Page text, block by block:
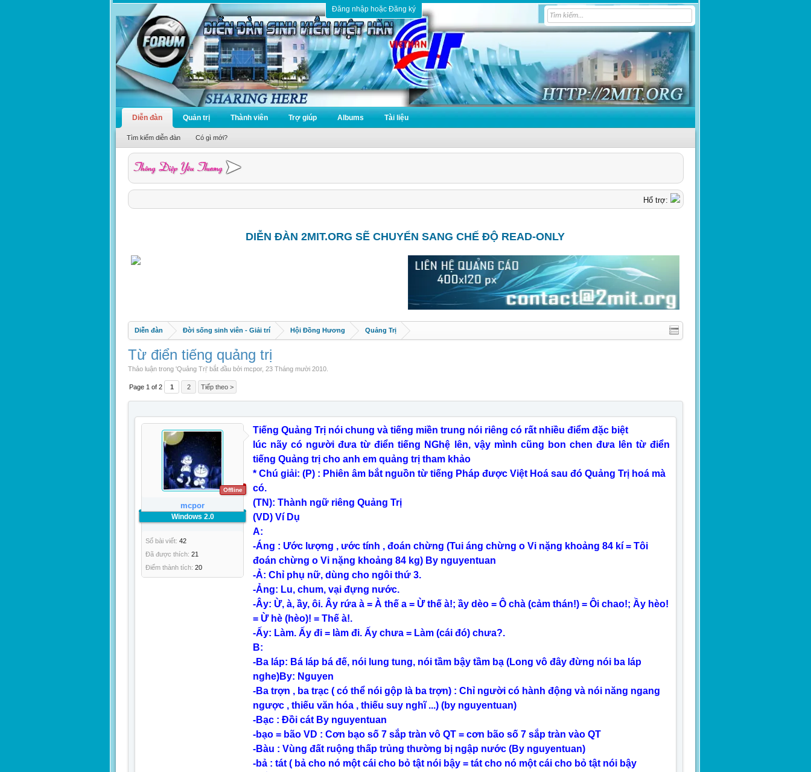
Đăng nhập hoặc Đăng ký
Diễn đàn
Tìm kiếm diễn đàn Có gì mới?
Quản trị Thành viên Trợ giúp Albums Tài liệu
Hổ trợ:
DIỄN ĐÀN 2MIT.ORG SẼ CHUYỂN SANG CHẾ ĐỘ READ-ONLY
Diễn đàn Đời sống sinh viên - Giải trí Hội Đồng Hương Quảng Trị
Từ điển tiếng quảng trị
Thảo luận trong 'Quảng Trị' bắt đầu bởi mcpor, 23 Tháng mười 2010
Page 1 of 2 1 2 Tiếp theo >
Offline
mcpor
Windows 2.0
Số bài viết: 42
Đã được thích: 21
Điểm thành tích: 20
Tiếng Quảng Trị nói chung và tiếng miền trung nói riêng có rất nhiều điểm đặc biệt
lúc nãy có người đưa từ điển tiếng NGhệ lên, vậy mình cũng bon chen đưa lên từ điển
tiếng Quảng trị cho anh em quảng trị tham khảo
* Chú giải: (P) : Phiên âm bắt nguồn từ tiếng Pháp được Việt Hoá sau đó Quảng Trị hoá mà
có.
(TN): Thành ngữ riêng Quảng Trị
(VD) Ví Dụ
A:
-Áng : Ước lượng , ước tính , đoán chừng (Tui áng chừng o Vi nặng khoảng 84 kí = Tôi
đoán chừng o Vi nặng khoảng 84 kg) By nguyentuan
-Ả: Chỉ phụ nữ, dùng cho ngôi thứ 3.
-Ảng: Lu, chum, vại đựng nước.
-Ây: Ừ, à, ầy, ôi. Ây rứa à = À thế a = Ừ thế à!; ầy dèo = Ô chà (cảm thán!) = Ôi chao!; Ầy hèo!
= Ừ hè (hèo)! = Thế à!.
-Ấy: Làm. Ấy đi = làm đi. Ấy chưa = Làm (cái đó) chưa?.
B:
-Ba láp: Bá láp bá đế, nói lung tung, nói tầm bậy tầm bạ (Long vô đây đừng nói ba láp
nghe)By: Nguyen
-Ba trợn , ba trạc ( có thể nói gộp là ba trợn) : Chỉ người có hành động và nói năng ngang
ngược , thiếu văn hóa , thiếu suy nghĩ ...) (by nguyentuan)
-Bạc : Đồi cát By nguyentuan
-bạo = bão VD : Cơn bạo số 7 sắp tràn vô QT = cơn bão số 7 sắp tràn vào QT
-Bàu : Vùng đất ruộng thấp trủng thường bị ngập nước (By nguyentuan)
-bả : tát ( bả cho nó một cái cho bỏ tật nói bậy = tát cho nó một cái cho bỏ tật nói bậy